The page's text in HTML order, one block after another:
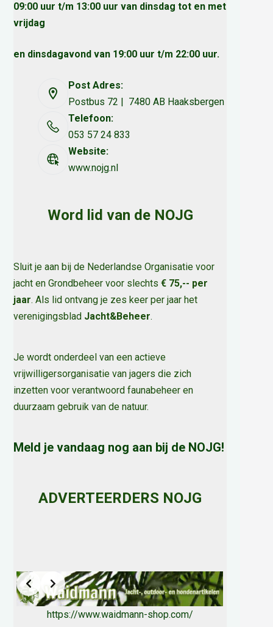
09:00 uur t/m 13:00 uur van dinsdag tot en met
vrijdag
en dinsdagavond van 19:00 uur t/m 22:00 uur.
Post Adres:
Postbus 72 | 7480 AB Haaksbergen
Telefoon:
053 57 24 833
Website:
www.nojg.nl
Word lid van de NOJG
Sluit je aan bij de Nederlandse Organisatie voor
jacht en Grondbeheer voor slechts€ 75,-- per
jaar. Als lid ontvang je zes keer per jaar het
verenigingsblad Jacht&Beheer.
Je wordt onderdeel van een actieve
vrijwilligersorganisatie van jagers die zich
inzetten voor verantwoord faunabeheer en
duurzaam gebruik van de natuur.
Meld je vandaag nog aan bij de NOJG!
ADVERTEERDERS NOJG
https://www.waidmann-shop.com/